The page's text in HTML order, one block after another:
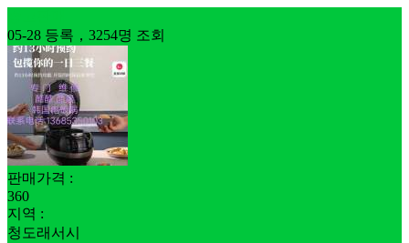
05-28 등록，3254명 조회
판매가격 :
360
지역 :
청도래서시